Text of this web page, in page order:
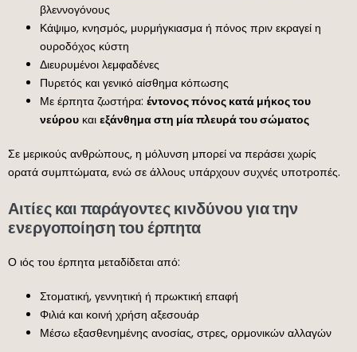
βλεννογόνους
Κάψιμο, κνησμός, μυρμήγκιασμα ή πόνος πριν εκραγεί η
ουροδόχος κύστη
Διευρυμένοι λεμφαδένες
Πυρετός και γενικό αίσθημα κόπωσης
Με έρπητα ζωστήρα: έντονος πόνος κατά μήκος του
νεύρου και εξάνθημα στη μία πλευρά του σώματος
Σε μερικούς ανθρώπους, η μόλυνση μπορεί να περάσει χωρίς
ορατά συμπτώματα, ενώ σε άλλους υπάρχουν συχνές υποτροπές.
Αιτίες και παράγοντες κινδύνου για την
ενεργοποίηση του έρπητα
Ο ιός του έρπητα μεταδίδεται από:
Στοματική, γεννητική ή πρωκτική επαφή
Φιλιά και κοινή χρήση αξεσουάρ
Μέσω εξασθενημένης ανοσίας, στρες, ορμονικών αλλαγών